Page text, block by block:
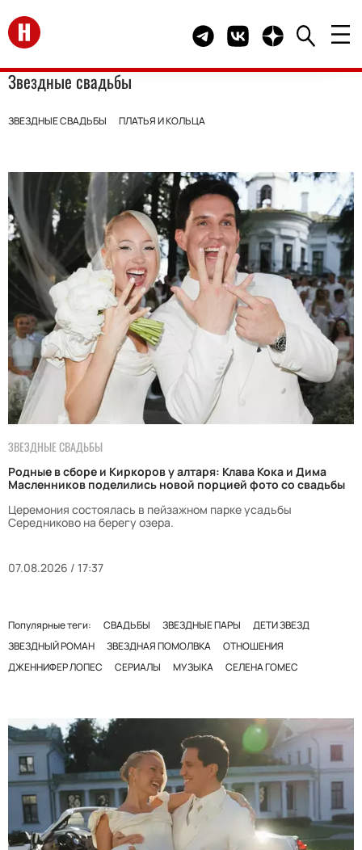
Перейти на главную Telegram канал HELLO
Группа HELLO
Канал HELLO в
Звездные свадьбы
ЗВЕЗДНЫЕ СВАДЬБЫ ПЛАТЬЯ И КОЛЬЦА
ЗВЕЗДНЫЕ СВАДЬБЫ
Родные в сборе и Киркоров у алтаря: Клава Кока и Дима
Масленников поделились новой порцией фото со свадьбы
Церемония состоялась в пейзажном парке усадьбы
Середниково на берегу озера.
07.08.2026 / 17:37
Популярные теги: СВАДЬБЫ ЗВЕЗДНЫЕ ПАРЫ
ДЕТИ ЗВЕЗД
ЗВЕЗДНЫЙ РОМАН
ЗВЕЗДНАЯ ПОМОЛВКА
ОТНОШЕНИЯ
ДЖЕННИФЕР ЛОПЕС
СЕРИАЛЫ МУЗЫКА СЕЛЕНА ГОМЕС